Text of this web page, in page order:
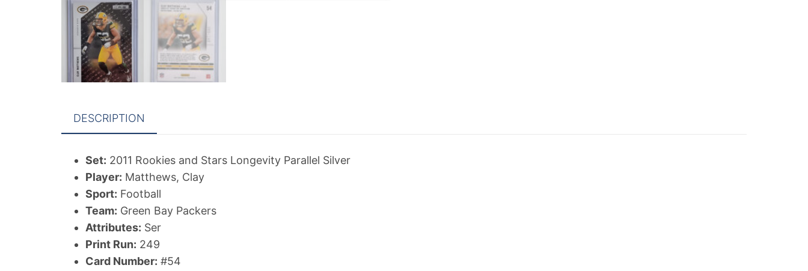
DESCRIPTION
Set: 2011 Rookies and Stars Longevity Parallel Silver
Player: Matthews, Clay
Sport: Football
Team: Green Bay Packers
Attributes: Ser
Print Run: 249
Card Number: #54